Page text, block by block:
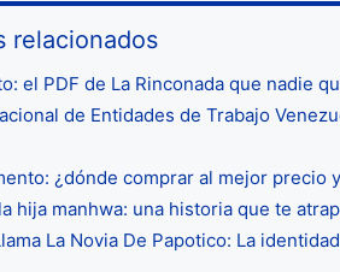
relacionados
el PDF de La Rinconada que nadie
de Entidades de Trabajo
¿dónde comprar al mejor precio
hija manhwa: una historia que te
La Novia De Papotico: La